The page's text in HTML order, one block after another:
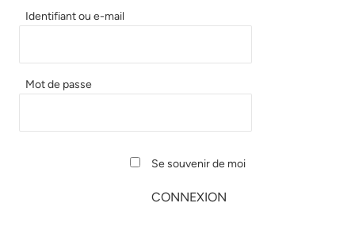
Identifiant ou e-mail
Mot de passe
Se souvenir de moi